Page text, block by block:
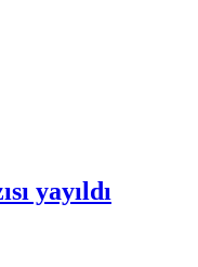
yayıldı